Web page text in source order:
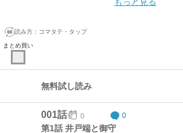
もっと見る
読み方： コマタテ・タップ
まとめ買い
無料試し読み
001話 0 0
第1話 井戸端と御守